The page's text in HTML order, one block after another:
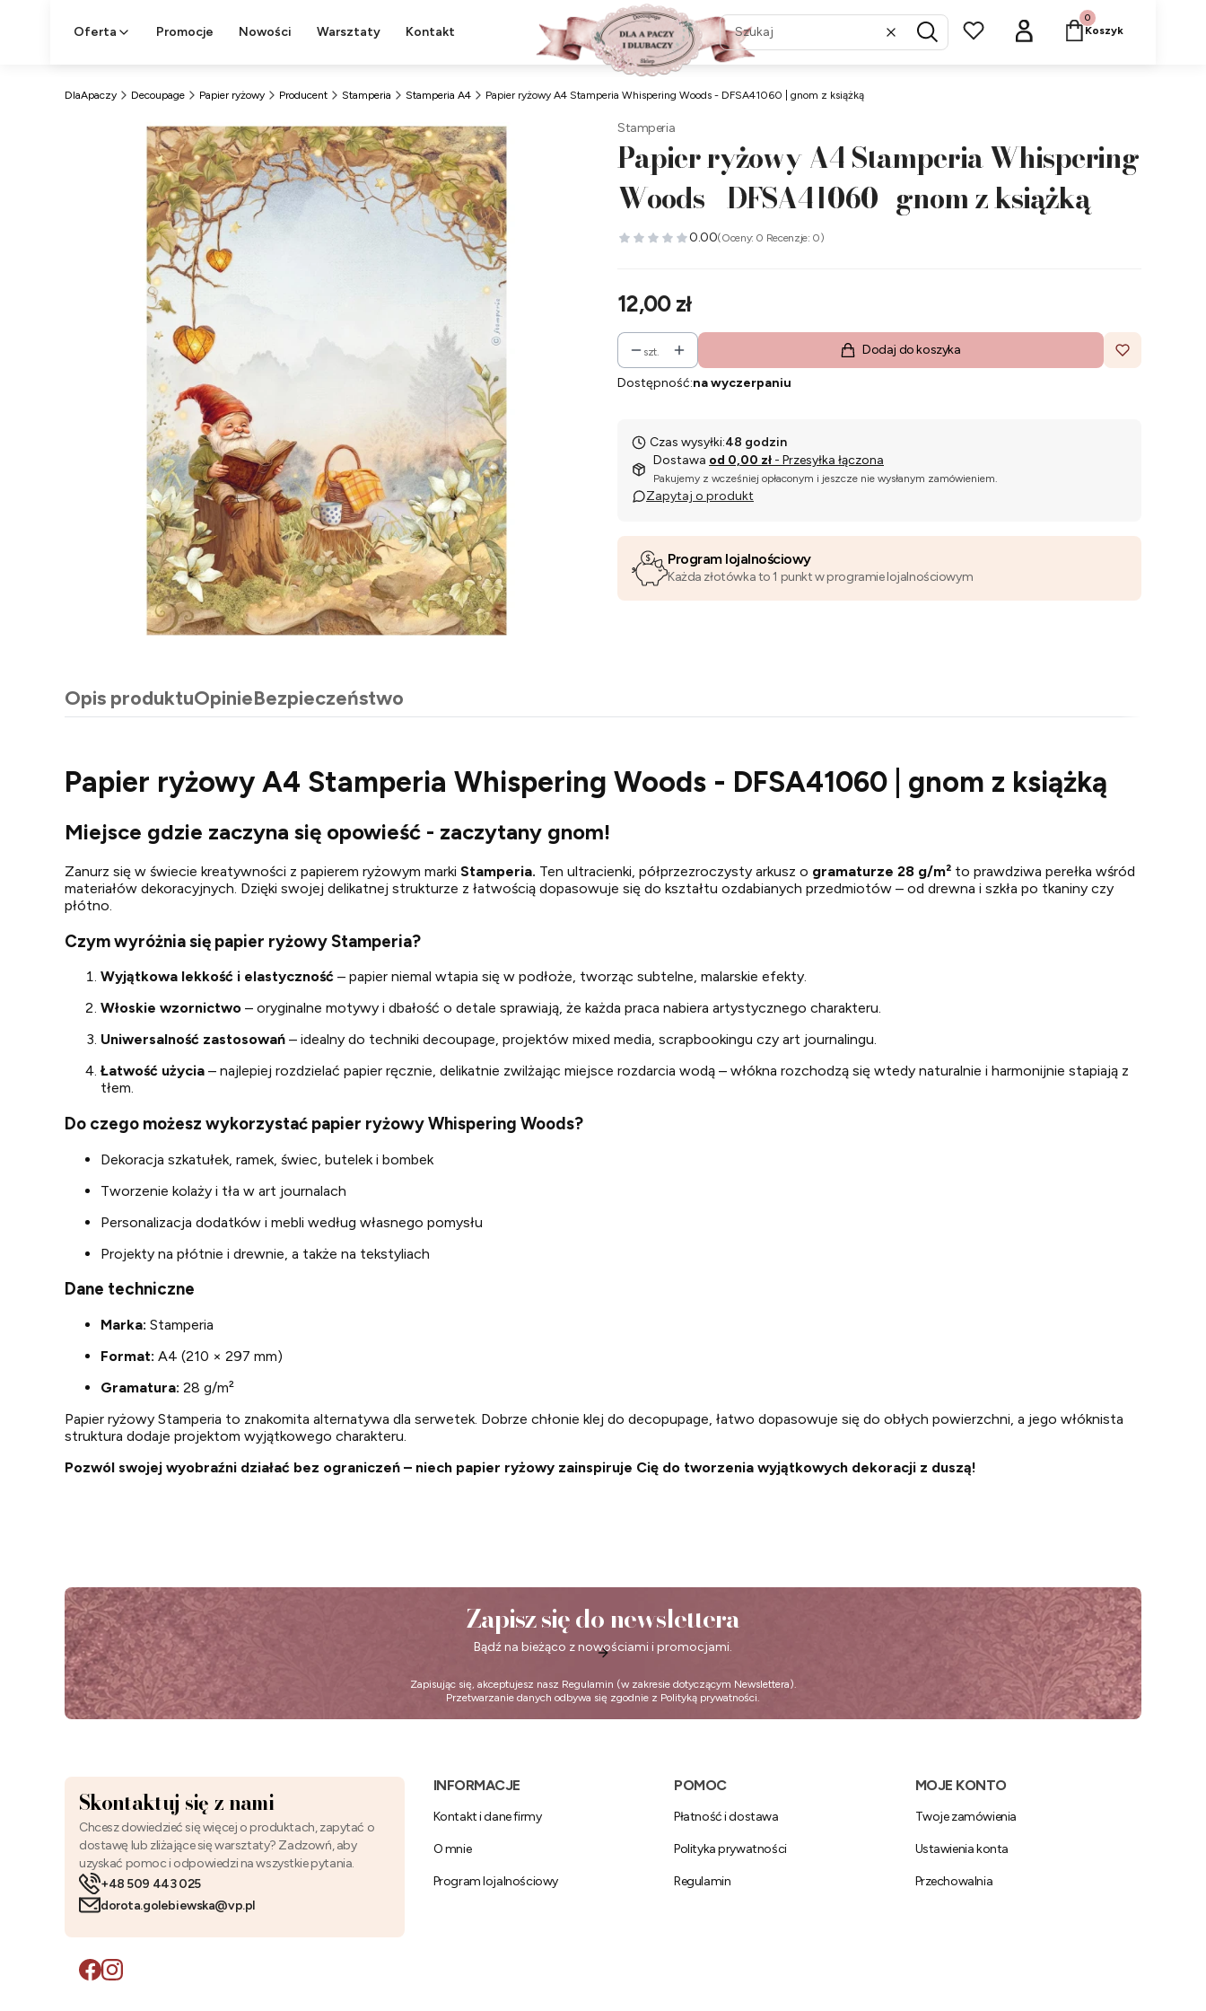
Oferta Promocje Nowości Warsztaty Kontakt WyczyśćSzukaj
Produkty w koszyku:
Koszyk
DlaApaczy Decoupage Papier ryżowy Producent Stamperia Stamperia A4 Papier ryżowy A4 Stamperia Whispering Woods - DFSA41060 | gnom z książką
Stamperia
Papier ryżowy A4 Stamperia Whispering
Woods - DFSA41060 | gnom z książką
0.00(Oceny: 0 Recenzje: 0)
Cena
12,00 zł
szt. Dodaj do koszyka
Dostępność:na wyczerpaniu
Czas wysyłki:48 godzin
Dostawa od 0,00 zł - Przesyłka łączona
Pakujemy z wcześniej opłaconym i jeszcze nie wysłanym zamówieniem.
Zapytaj o produkt
Program lojalnościowy
Każda złotówka to 1 punkt w programie lojalnościowym
Opis produktuOpinieBezpieczeństwo
Papier ryżowy A4 Stamperia Whispering Woods - DFSA41060 | gnom z książką
Miejsce gdzie zaczyna się opowieść - zaczytany gnom!
Zanurz się w świecie kreatywności z papierem ryżowym marki Stamperia. Ten ultracienki, półprzezroczysty arkusz o gramaturze 28 g/m² to prawdziwa perełka wśród
materiałów dekoracyjnych. Dzięki swojej delikatnej strukturze z łatwością dopasowuje się do kształtu ozdabianych przedmiotów – od drewna i szkła po tkaniny czy
płótno.
Czym wyróżnia się papier ryżowy Stamperia?
Wyjątkowa lekkość i elastyczność – papier niemal wtapia się w podłoże, tworząc subtelne, malarskie efekty.
Włoskie wzornictwo – oryginalne motywy i dbałość o detale sprawiają, że każda praca nabiera artystycznego charakteru.
Uniwersalność zastosowań – idealny do techniki decoupage, projektów mixed media, scrapbookingu czy art journalingu.
Łatwość użycia – najlepiej rozdzielać papier ręcznie, delikatnie zwilżając miejsce rozdarcia wodą – włókna rozchodzą się wtedy naturalnie i harmonijnie stapiają z
tłem.
Do czego możesz wykorzystać papier ryżowy Whispering Woods?
Dekoracja szkatułek, ramek, świec, butelek i bombek
Tworzenie kolaży i tła w art journalach
Personalizacja dodatków i mebli według własnego pomysłu
Projekty na płótnie i drewnie, a także na tekstyliach
Dane techniczne
Marka: Stamperia
Format: A4 (210 × 297 mm)
Gramatura: 28 g/m²
Papier ryżowy Stamperia to znakomita alternatywa dla serwetek. Dobrze chłonie klej do decopupage, łatwo dopasowuje się do obłych powierzchni, a jego włóknista
struktura dodaje projektom wyjątkowego charakteru.
Pozwól swojej wyobraźni działać bez ograniczeń – niech papier ryżowy zainspiruje Cię do tworzenia wyjątkowych dekoracji z duszą!
Zapisz się do newslettera
Bądź na bieżąco z nowościami i promocjami.
Zapisując się, akceptujesz nasz Regulamin (w zakresie dotyczącym Newslettera).
Przetwarzanie danych odbywa się zgodnie z Polityką prywatności.
Skontaktuj się z nami
Chcesz dowiedzieć się więcej o produktach, zapytać o
dostawę lub zliżające się warsztaty? Zadzowń, aby
uzyskać pomoc i odpowiedzi na wszystkie pytania.
+48 509 443 025
dorota.golebiewska@vp.pl
Linki w stopce
INFORMACJE
Kontakt i dane firmy
O mnie
Program lojalnościowy
POMOC
Płatność i dostawa
Polityka prywatności
Regulamin
MOJE KONTO
Twoje zamówienia
Ustawienia konta
Przechowalnia